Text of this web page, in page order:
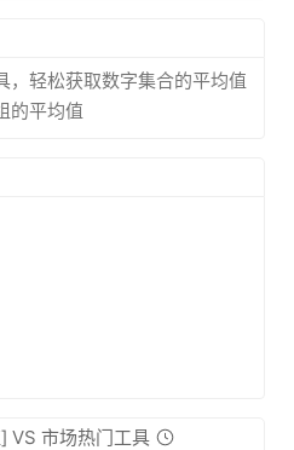
，轻松获取数字集合的平均值
的平均值
VS 市场热门工具